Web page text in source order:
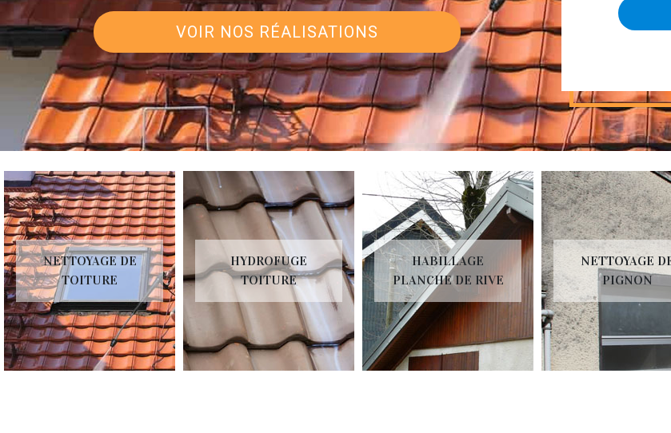
VOIR NOS RÉALISATIONS
NETTOYAGE DE
TOITURE
HYDROFUGE
TOITURE
HABILLAGE
PLANCHE DE RIVE
NETTOYAGE DE
PIGNON